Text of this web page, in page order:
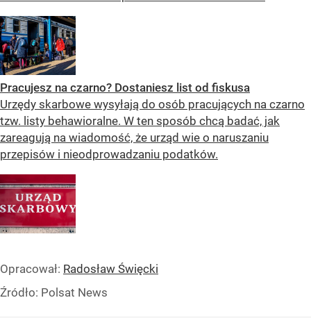
Pracujesz na czarno? Dostaniesz list od fiskusa
Urzędy skarbowe wysyłają do osób pracujących na czarno
tzw. listy behawioralne. W ten sposób chcą badać, jak
zareagują na wiadomość, że urząd wie o naruszaniu
przepisów i nieodprowadzaniu podatków.
Opracował: Radosław Święcki
Źródło: Polsat News